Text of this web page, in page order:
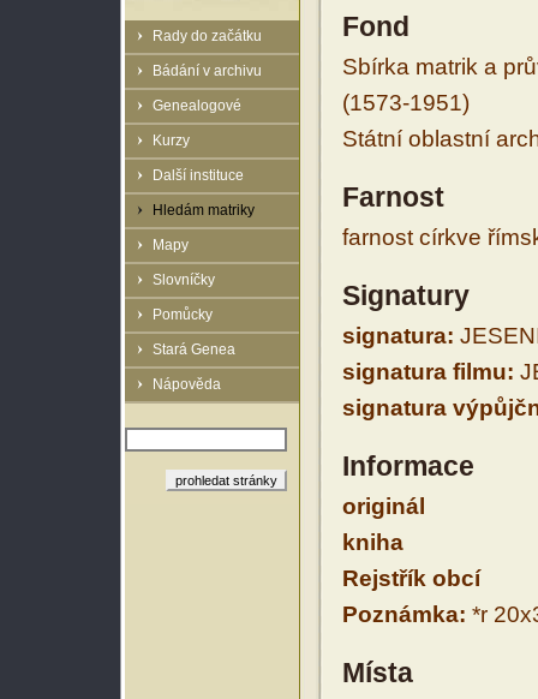
Rady do začátku
Bádání v archivu
Genealogové
Kurzy
Další instituce
Hledám matriky
Mapy
Slovníčky
Pomůcky
Stará Genea
Nápověda
Fond
Sbírka matrik a
(1573-1951)
Státní oblastní
Farnost
farnost církve
Signatury
signatura:
signatura filmu:
signatura
Informace
originál
kniha
Rejstřík obcí
Poznámka: *r
Místa